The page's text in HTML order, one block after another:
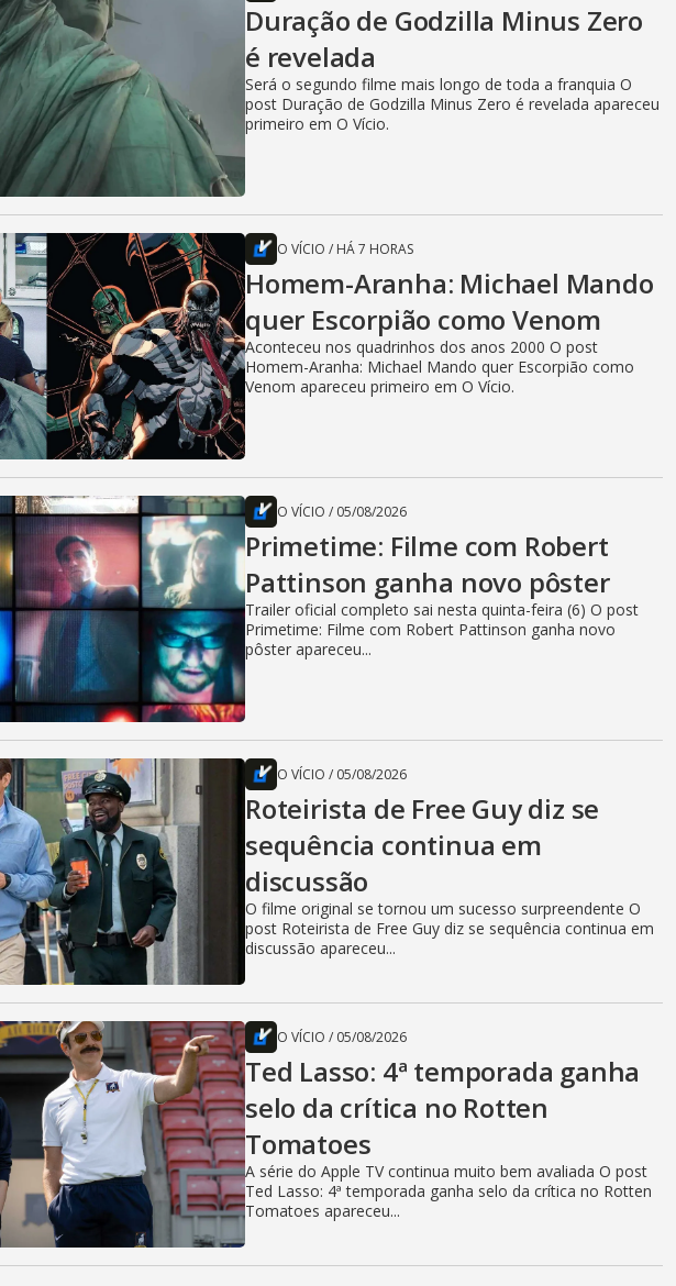
Duração de Godzilla Minus Zero
é revelada
Será o segundo filme mais longo de toda a franquia O
post Duração de Godzilla Minus Zero é revelada apareceu
primeiro em O Vício.
O VÍCIO / HÁ 7 HORAS
Homem-Aranha: Michael Mando
quer Escorpião como Venom
Aconteceu nos quadrinhos dos anos 2000 O post
Homem-Aranha: Michael Mando quer Escorpião como
Venom apareceu primeiro em O Vício.
O VÍCIO / 05/08/2026
Primetime: Filme com Robert
Pattinson ganha novo pôster
Trailer oficial completo sai nesta quinta-feira (6) O post
Primetime: Filme com Robert Pattinson ganha novo
pôster apareceu...
O VÍCIO / 05/08/2026
Roteirista de Free Guy diz se
sequência continua em
discussão
O filme original se tornou um sucesso surpreendente O
post Roteirista de Free Guy diz se sequência continua em
discussão apareceu...
O VÍCIO / 05/08/2026
Ted Lasso: 4ª temporada ganha
selo da crítica no Rotten
Tomatoes
A série do Apple TV continua muito bem avaliada O post
Ted Lasso: 4ª temporada ganha selo da crítica no Rotten
Tomatoes apareceu...